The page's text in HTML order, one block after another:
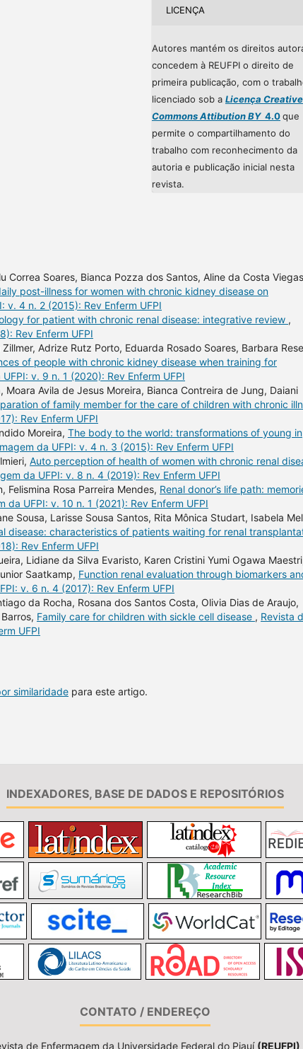
LICENÇA
Autores mantém os direitos
concedem à REUFPI o direito de
primeira publicação, com o
licenciado sob a Licença Creative
Commons Attibution BY4.0que
permite o compartilhamento do
trabalho com reconhecimento da
autoria e publicação inicial nesta
revista.
Correa Soares, Bianca Pozza dos Santos, Aline da Costa
post-illness for women with chronic kidney disease on
v. 4 n. 2 (2015): Rev Enferm UFPI
for patient with chronic renal disease: integrative review ,
Rev Enferm UFPI
Adrize Rutz Porto, Eduarda Rosado Soares, Barbara
of people with chronic kidney disease when training for
v. 9 n. 1 (2020): Rev Enferm UFPI
Moara Avila de Jesus Moreira, Bianca Contreira de Jung, Daiani
of family member for the care of children with chronic
Rev Enferm UFPI
Moreira, The body to the world: transformations of young in
da UFPI: v. 4 n. 3 (2015): Rev Enferm UFPI
Auto perception of health of women with chronic renal
da UFPI: v. 8 n. 4 (2019): Rev Enferm UFPI
Felismina Rosa Parreira Mendes, Renal donor’s life path:
da UFPI: v. 10 n. 1 (2021): Rev Enferm UFPI
Sousa, Larisse Sousa Santos, Rita Mônica Studart, Isabela
disease: characteristics of patients waiting for renal
Rev Enferm UFPI
Lidiane da Silva Evaristo, Karen Cristini Yumi Ogawa
Saatkamp, Function renal evaluation through biomarkers
v. 6 n. 4 (2017): Rev Enferm UFPI
da Rocha, Rosana dos Santos Costa, Olivia Dias de Araujo,
Family care for children with sickle cell disease , Revista
UFPI
similaridade para este artigo.
INDEXADORES, BASE DE DADOS E REPOSITÓRIOS
CONTATO / ENDEREÇO
de Enfermagem da Universidade Federal do Piauí (REUFPI)